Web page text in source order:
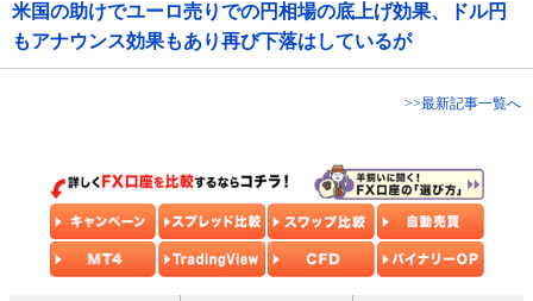
米国の助けでユーロ売りでの円相場の底上げ効果、ドル円
もアナウンス効果もあり再び下落はしているが
>>最新記事一覧へ